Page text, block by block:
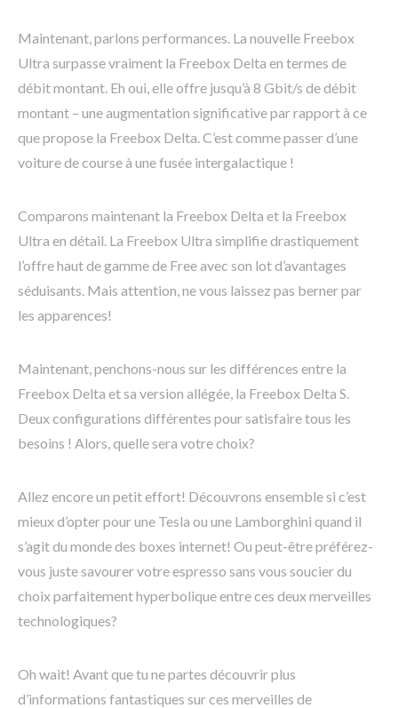
Maintenant, parlons performances. La nouvelle Freebox
Ultra surpasse vraiment la Freebox Delta en termes de
débit montant. Eh oui, elle offre jusqu’à 8 Gbit/s de débit
montant – une augmentation significative par rapport à ce
que propose la Freebox Delta. C’est comme passer d’une
voiture de course à une fusée intergalactique !
Comparons maintenant la Freebox Delta et la Freebox
Ultra en détail. La Freebox Ultra simplifie drastiquement
l’offre haut de gamme de Free avec son lot d’avantages
séduisants. Mais attention, ne vous laissez pas berner par
les apparences!
Maintenant, penchons-nous sur les différences entre la
Freebox Delta et sa version allégée, la Freebox Delta S.
Deux configurations différentes pour satisfaire tous les
besoins ! Alors, quelle sera votre choix?
Allez encore un petit effort! Découvrons ensemble si c’est
mieux d’opter pour une Tesla ou une Lamborghini quand il
s’agit du monde des boxes internet! Ou peut-être préférez-
vous juste savourer votre espresso sans vous soucier du
choix parfaitement hyperbolique entre ces deux merveilles
technologiques?
Oh wait! Avant que tu ne partes découvrir plus
d’informations fantastiques sur ces merveilles de